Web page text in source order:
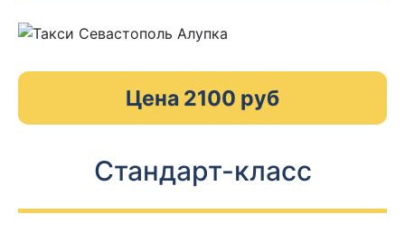
Цена 2100 руб
Стандарт-класс